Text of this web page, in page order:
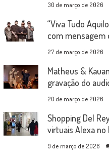
30 de março de 2026
“Viva Tudo
com mensagem
27 de março de 2026
Matheus &
gravação do
20 de março de 2026
Shopping Del
virtuais Alexa no
9 de março de 2026